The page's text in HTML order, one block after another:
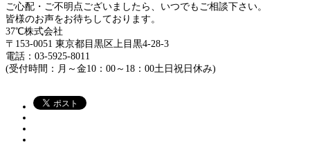
ご心配・ご不明点ございましたら、いつでもご相談下さい。
皆様のお声をお待ちしております。
37℃株式会社
〒153-0051 東京都目黒区上目黒4-28-3
電話：03-5925-8011
(受付時間：月～金10：00～18：00土日祝日休み)